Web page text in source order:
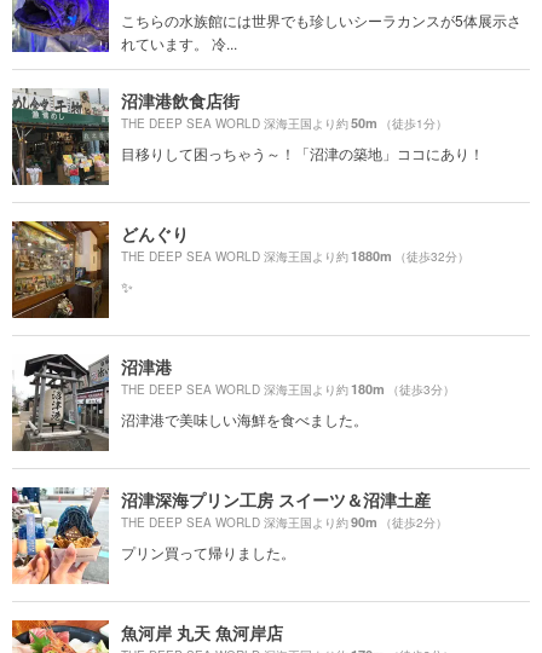
こちらの水族館には世界でも珍しいシーラカンスが5体展示さ
れています。 冷...
沼津港飲食店街
THE DEEP SEA WORLD 深海王国より約50m （徒歩1分）
目移りして困っちゃう～！「沼津の築地」ココにあり！
どんぐり
THE DEEP SEA WORLD 深海王国より約1880m （徒歩32分）
✨
沼津港
THE DEEP SEA WORLD 深海王国より約180m （徒歩3分）
沼津港で美味しい海鮮を食べました。
沼津深海プリン工房 スイーツ＆沼津土産
THE DEEP SEA WORLD 深海王国より約90m （徒歩2分）
プリン買って帰りました。
魚河岸 丸天 魚河岸店